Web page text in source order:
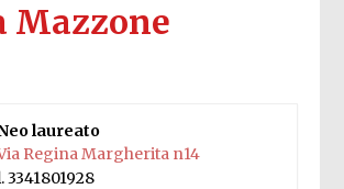
Mazzone
laureato
Regina Margherita n14
. 3341801928